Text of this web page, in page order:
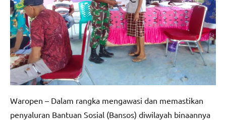
Waropen – Dalam rangka mengawasi dan memastikan
penyaluran Bantuan Sosial (Bansos) diwilayah binaannya